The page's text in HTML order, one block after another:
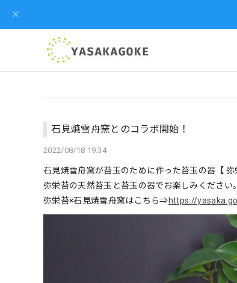
石見焼雪舟窯とのコラボ開始！
2022/08/18 19:34
石見焼雪舟窯が苔玉のために作った苔玉の器【 弥
弥栄苔の天然苔玉と苔玉の器でお楽しみください。
弥栄苔×石見焼雪舟窯はこちら⇒https://